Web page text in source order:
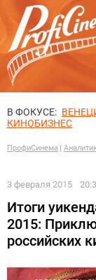
В ФОКУСЕ:
КИНОБИЗНЕС
ПрофиСинема
3 февраля 2015
Итоги
2015:
российских